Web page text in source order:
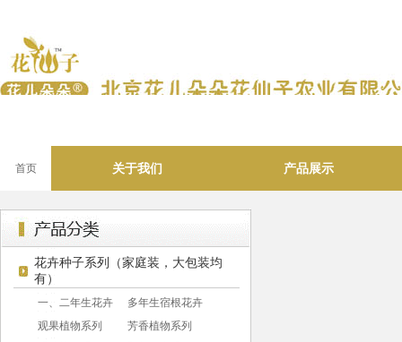
首页 关于我们 产品展示
花卉种子系列（家庭装，大包装均
有）
一、二年生花卉
多年生宿根花卉
观果植物系列
芳香植物系列